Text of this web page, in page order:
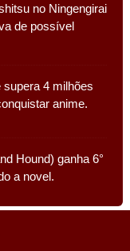
no Ningengirai
de possível
4 milhões
anime.
Hound) ganha 6°
a novel.